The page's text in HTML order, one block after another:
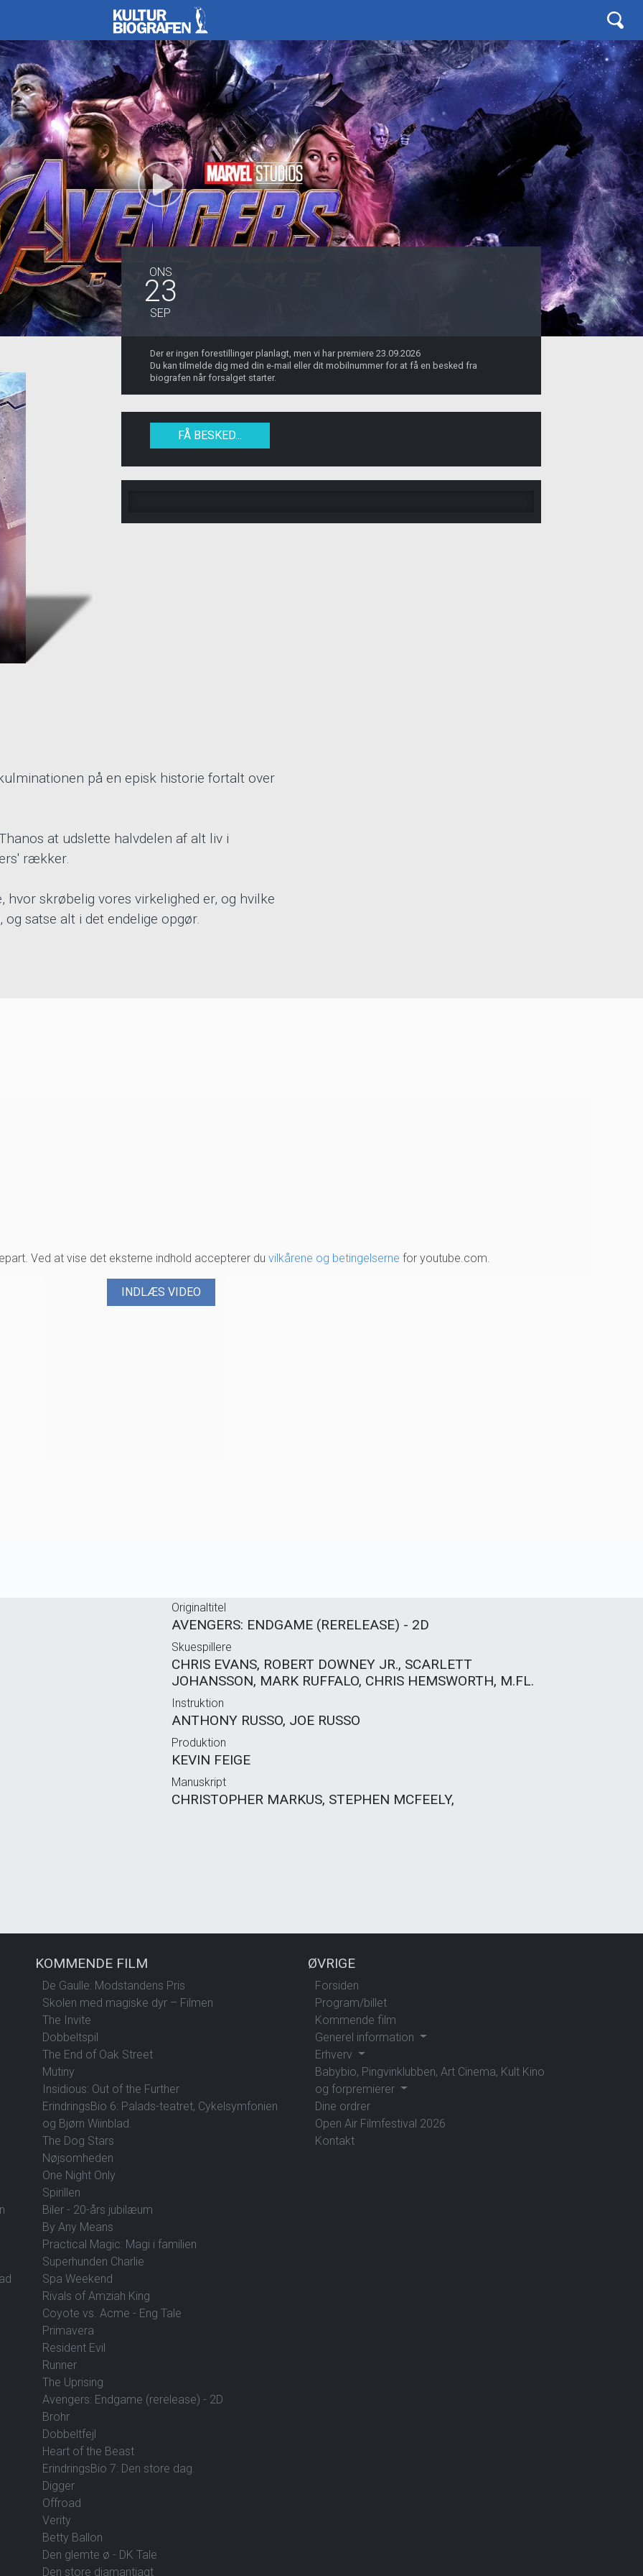
Kulturbiografen
ONS
23
SEP
Der er ingen forestillinger planlagt, men vi har premiere 23.09.2026
Du kan tilmelde dig med din e-mail eller dit mobilnummer for at få en besked fra
biografen når forsalget starter.
FÅ BESKED...
på en episk historie fortalt over
at udslette halvdelen af alt liv i
rækker.
skrøbelig vores virkelighed er, og hvilke
satse alt i det endelige opgør.
Ved at vise det eksterne indhold accepterer du vilkårene og betingelserne for youtube.com.
INDLÆS VIDEO
Originaltitel
AVENGERS: ENDGAME (RERELEASE) - 2D
Skuespillere
CHRIS EVANS, ROBERT DOWNEY JR., SCARLETT
JOHANSSON, MARK RUFFALO, CHRIS HEMSWORTH, M.FL.
Instruktion
ANTHONY RUSSO, JOE RUSSO
Produktion
KEVIN FEIGE
Manuskript
CHRISTOPHER MARKUS, STEPHEN MCFEELY,
KOMMENDE FILM
De Gaulle: Modstandens Pris
Skolen med magiske dyr – Filmen
The Invite
Dobbeltspil
The End of Oak Street
Mutiny
Insidious: Out of the Further
ErindringsBio 6: Palads-teatret, Cykelsymfonien
og Bjørn Wiinblad.
The Dog Stars
Nøjsomheden
One Night Only
Spirillen
Biler - 20-års jubilæum
By Any Means
Practical Magic: Magi i familien
Superhunden Charlie
Spa Weekend
Rivals of Amziah King
Coyote vs. Acme - Eng Tale
Primavera
Resident Evil
Runner
The Uprising
Avengers: Endgame (rerelease) - 2D
Brohr
Dobbeltfejl
Heart of the Beast
ErindringsBio 7: Den store dag.
Digger
Offroad
Verity
Betty Ballon
Den glemte ø - DK Tale
Den store diamantjagt
ØVRIGE
Forsiden
Program/billet
Kommende film
Generel information
Erhverv
Babybio, Pingvinklubben, Art Cinema, Kult Kino
og forpremierer
Dine ordrer
Open Air Filmfestival 2026
Kontakt